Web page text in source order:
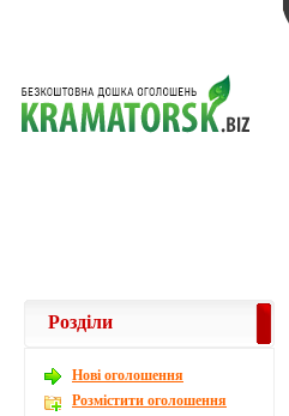
Розділи
Новi оголошення
Розмістити оголошення